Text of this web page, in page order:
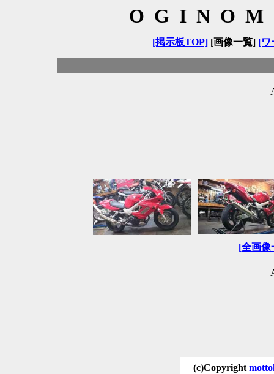
[掲示板TOP][画像一覧] [ワ
[全画像
(c)Copyright